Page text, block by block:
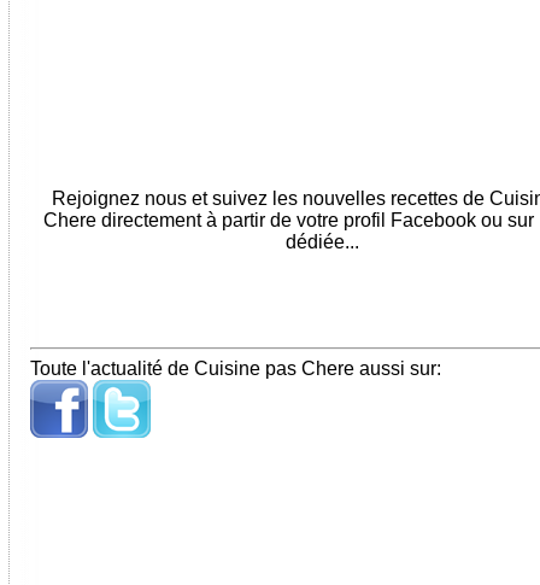
Rejoignez nous et suivez les nouvelles recettes de
Chere directement à partir de votre profil Facebook ou sur
dédiée...
Toute l'actualité de Cuisine pas Chere aussi sur: